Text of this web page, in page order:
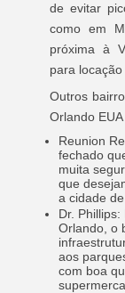
de evitar
como em
próxima à
para
Outros
Orlando EUA
Reunion
fechado
muita
que
a cidade
Dr.
Orlando, o
aos
com boa